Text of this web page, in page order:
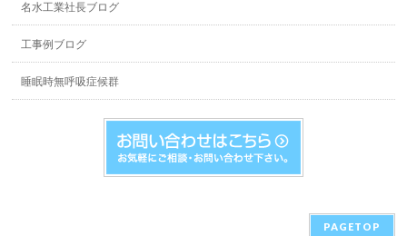
名水工業社長ブログ
工事例ブログ
睡眠時無呼吸症候群
PAGETOP